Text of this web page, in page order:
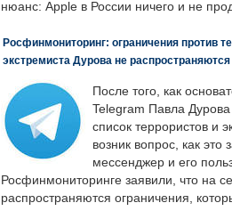
нюанс: Apple в России ничего и не
Росфинмониторинг: ограничения против
экстремиста Дурова не распространяются
После того, как
Telegram Павла Дурова
список террористов и
возник вопрос, как это
мессенджер и его
Росфинмониторинге заявили, что на
распространяются ограничения,